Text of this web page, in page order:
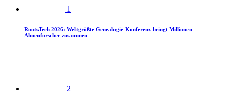
1
RootsTech 2026: Weltgrößte Genealogie-Konferenz bringt Millionen
Ahnenforscher zusammen
2